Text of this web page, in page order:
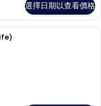
選擇日期以查看價格
絨被、迷你吧、客房內保險箱、書桌